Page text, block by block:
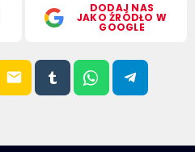
DODAJ NAS
JAKO ŹRÓDŁO W
GOOGLE
email